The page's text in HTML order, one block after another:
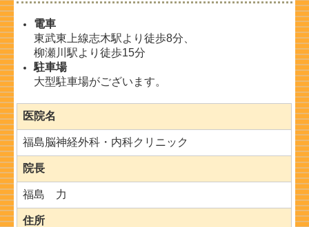
電車
東武東上線志木駅より徒歩8分、
柳瀬川駅より徒歩15分
駐車場
大型駐車場がございます。
医院名
福島脳神経外科・内科クリニック
院長
福島 力
住所